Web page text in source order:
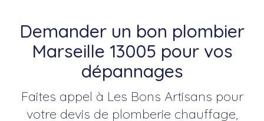
Demander un bon plombier
Marseille 13005 pour vos
dépannages
Faites appel à Les Bons Artisans pour
votre devis de plomberie chauffage,